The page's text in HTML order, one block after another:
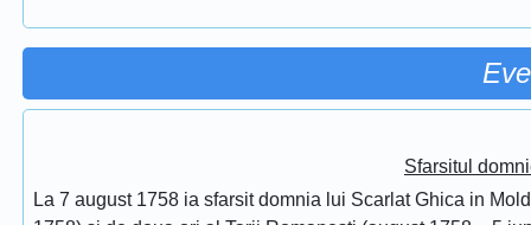
Sfarsitul
La 7 august 1758 ia sfarsit domnia lui Scarlat Ghica in